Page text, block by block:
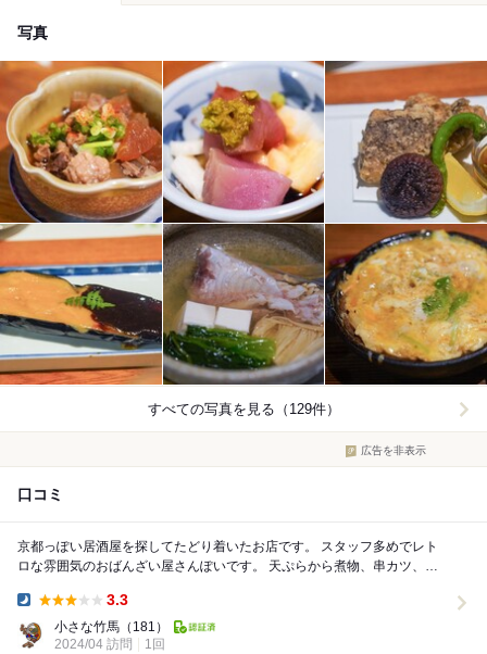
写真
すべての写真を見る（129件）
広告を非表示
口コミ
京都っぽい居酒屋を探してたどり着いたお店です。 スタッフ多めでレト
ロな雰囲気のおばんざい屋さんぽいです。 天ぷらから煮物、串カツ、刺
3.3
小さな竹馬 （181）
2024/04 訪問
1回